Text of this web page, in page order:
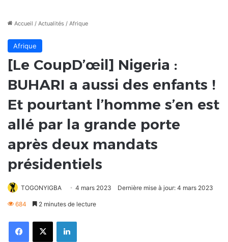
Accueil / Actualités / Afrique
Afrique
[Le CoupD’œil] Nigeria :
BUHARI a aussi des enfants !
Et pourtant l’homme s’en est
allé par la grande porte
après deux mandats
présidentiels
TOGONYIGBA 4 mars 2023 Dernière mise à jour: 4 mars 2023
684 2 minutes de lecture
FacebookX Linkedin